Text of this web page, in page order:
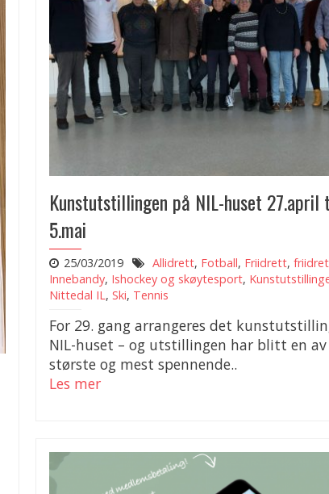
Kunstutstillingen på NIL-huset 27.april
5.mai
25/03/2019 Allidrett, Fotball, Friidrett,
Innebandy, Ishockey og skøytesport,
Nittedal IL , Ski, Tennis
For 29. gang arrangeres det
NIL-huset – og utstillingen har blitt en av
største og mest spennende..
Les mer